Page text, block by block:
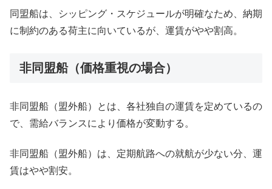
同盟船は、シッピング・スケジュールが明確なため、納期
に制約のある荷主に向いているが、運賃がやや割高。
非同盟船（価格重視の場合）
非同盟船（盟外船）とは、各社独自の運賃を定めているの
で、需給バランスにより価格が変動する。
非同盟船（盟外船）は、定期航路への就航が少ない分、運
賃はやや割安。